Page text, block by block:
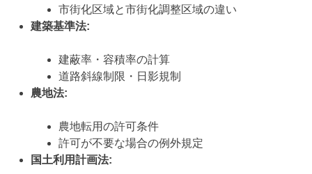
市街化区域と市街化調整区域の違い
建築基準法:
建蔽率・容積率の計算
道路斜線制限・日影規制
農地法:
農地転用の許可条件
許可が不要な場合の例外規定
国土利用計画法: